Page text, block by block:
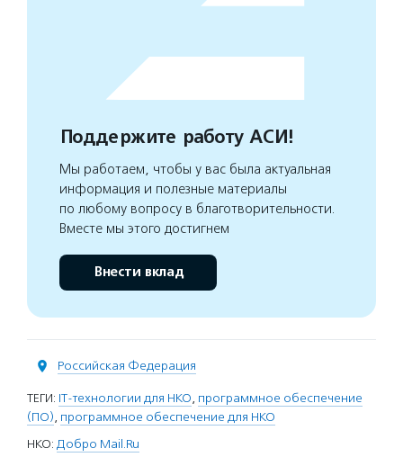
Поддержите работу АСИ!
Мы работаем, чтобы у вас была актуальная
информация и полезные материалы
по любому вопросу в благотворительности.
Вместе мы этого достигнем
Внести вклад
Российская Федерация
ТЕГИ: IT-технологии для НКО, программное обеспечение
(ПО), программное обеспечение для НКО
НКО: Добро Mail.Ru